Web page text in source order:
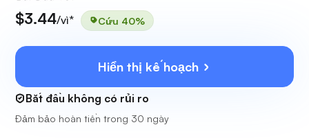
$3.44/vì* Cứu 40%
Hiển thị kế hoạch
Bắt đầu không có rủi ro
Đảm bảo hoàn tiền trong 30 ngày